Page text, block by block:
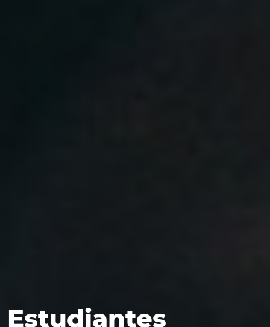
Estudiantes